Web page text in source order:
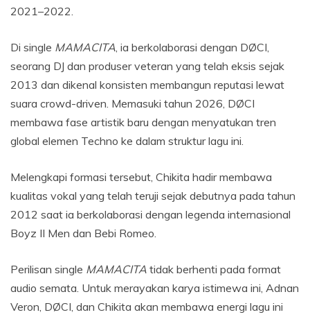
2021–2022.
Di single MAMACITA , ia berkolaborasi dengan DØCI,
seorang DJ dan produser veteran yang telah eksis sejak
2013 dan dikenal konsisten membangun reputasi lewat
suara crowd-driven. Memasuki tahun 2026, DØCI
membawa fase artistik baru dengan menyatukan tren
global elemen Techno ke dalam struktur lagu ini.
Melengkapi formasi tersebut, Chikita hadir membawa
kualitas vokal yang telah teruji sejak debutnya pada tahun
2012 saat ia berkolaborasi dengan legenda internasional
Boyz II Men dan Bebi Romeo.
Perilisan single MAMACITA tidak berhenti pada format
audio semata. Untuk merayakan karya istimewa ini, Adnan
Veron, DØCI, dan Chikita akan membawa energi lagu ini